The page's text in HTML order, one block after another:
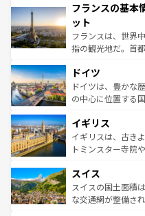
ませてくれるイタ
なお、新着のイタリ
しい。
文化が根付くこの
れる闘牛、そして
る。首都マドリー
アートに溢れた街
せる。地方によっ
ンテンツ一覧を参
フランスの基本
ット
フランスは、世界
指の観光地だ。首
で、幅広い魅力が
聖堂、美しいビー
から魅了する。ま
いる。シャンパン
香り高いラベンダ
らに、パリ以外の
れる地方に足を運
きるだ
を参照してほしい。
ドイツ
ドイツは、豊かな
の中心に位置する
顔を持つこの国は
ルリンの文化的活
してライン川沿い
は、お酒好きな人にはぜ
ドイツ情報はコン
イギリス
イギリスは、古き
トミンスター寺院
リアごとに異なる
ティー、ビール好
戦など、本場だか
スイス
スイスの国土面積
な交通網が整備さ